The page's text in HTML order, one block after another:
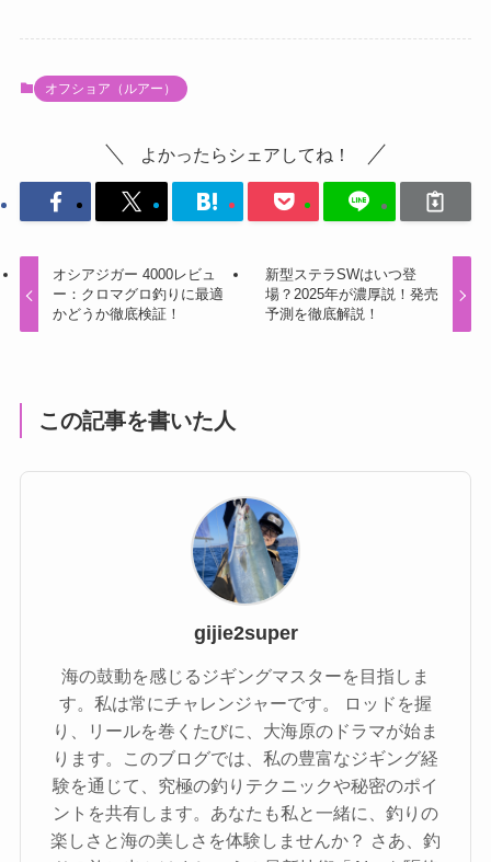
オフショア（ルアー）
よかったらシェアしてね！
オシアジガー 4000レビュ
ー：クロマグロ釣りに最適
かどうか徹底検証！
新型ステラSWはいつ登
場？2025年が濃厚説！発売
予測を徹底解説！
この記事を書いた人
gijie2super
海の鼓動を感じるジギングマスターを目指しま
す。私は常にチャレンジャーです。 ロッドを握
り、リールを巻くたびに、大海原のドラマが始ま
ります。このブログでは、私の豊富なジギング経
験を通じて、究極の釣りテクニックや秘密のポイ
ントを共有します。あなたも私と一緒に、釣りの
楽しさと海の美しさを体験しませんか？ さあ、釣